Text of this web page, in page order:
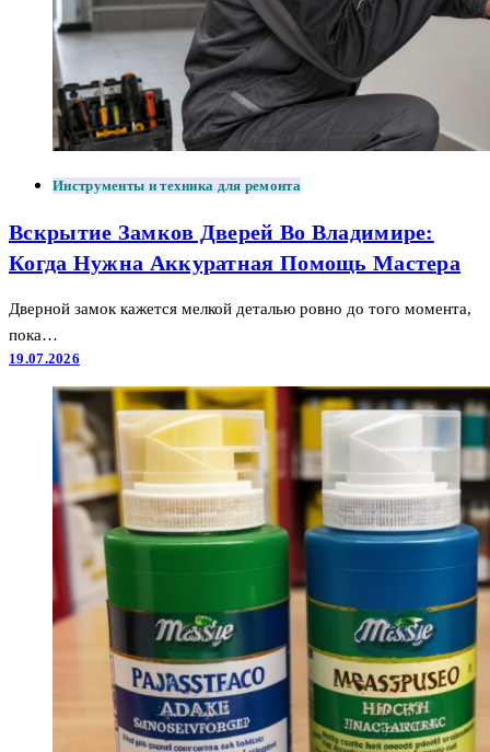
Инструменты и техника для ремонта
Вскрытие Замков Дверей Во Владимире:
Когда Нужна Аккуратная Помощь Мастера
Дверной замок кажется мелкой деталью ровно до того момента,
пока…
19.07.2026